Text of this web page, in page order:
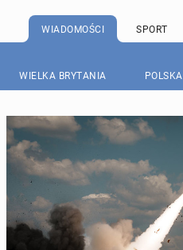
WIADOMOŚCI SPORT
WIELKA BRYTANIA POLSKA